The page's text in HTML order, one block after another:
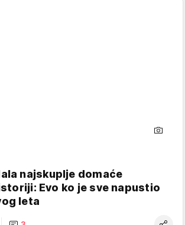
najskuplje domaće
Evo ko je sve napustio
leta